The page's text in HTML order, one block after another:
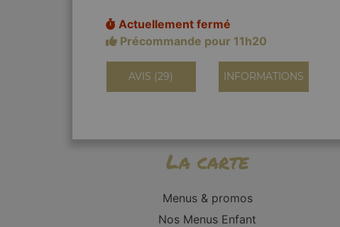
Actuellement fermé
Précommande pour 11h20
AVIS (29) INFORMATIONS
La carte
Menus & promos
Nos Menus Enfant